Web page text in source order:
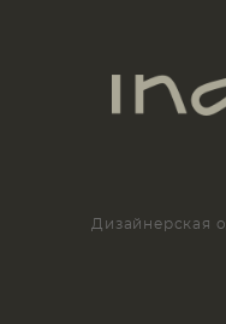
Дизайнерская